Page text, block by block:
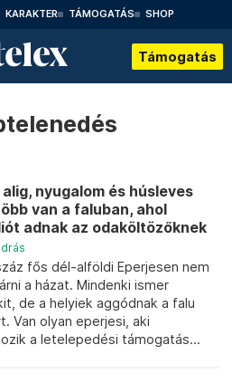
KARAKTER TÁMOGATÁS SHOP
Támogatás
alig, nyugalom és húsleves
van a faluban, ahol
adnak az odaköltözőknek
fős dél-alföldi Eperjesen nem
a házat. Mindenki ismer
de a helyiek aggódnak a falu
Van olyan eperjesi, aki
a letelepedési támogatás...